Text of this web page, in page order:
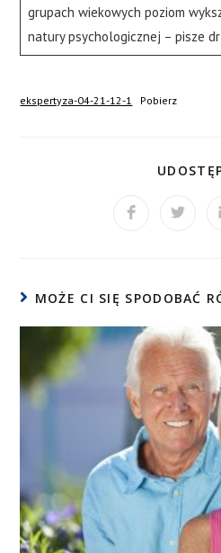
grupach wiekowych poziom
natury psychologicznej – pisze dr
ekspertyza-04-21-12-1 Pobierz
MOŻE CI SIĘ SPODOBAĆ